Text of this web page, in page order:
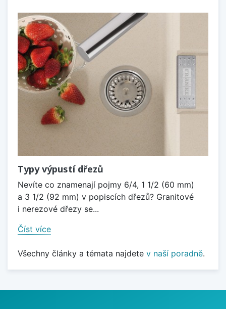
Typy výpustí dřezů
Nevíte co znamenají pojmy 6/4, 1 1/2 (60 mm)
a 3 1/2 (92 mm) v popiscích dřezů? Granitové
i nerezové dřezy se...
Číst více
Všechny články a témata najdete v naší poradně.